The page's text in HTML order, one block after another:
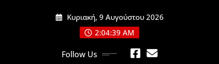
Κυριακή, 9 Αυγούστου 2026
2:04:41 AM
Follow Us